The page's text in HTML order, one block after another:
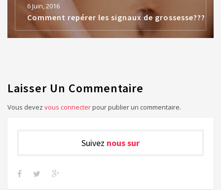
6 Juin, 2016
Comment repérer les signaux de grossesse???
Laisser Un Commentaire
Vous devez vous connecterpour publier un commentaire.
Suivez nous sur